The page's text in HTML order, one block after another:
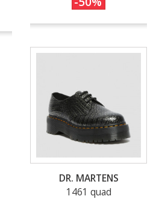
DR. MARTENS
1461 quad